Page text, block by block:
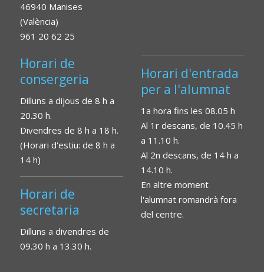
46940 Manises
(València)
961 20 62 25
Horari de
consergeria
Dilluns a dijous de 8 h a
20.30 h.
Divendres de 8 h a 18 h.
(Horari d'estiu: de 8 h a
14 h)
Horari de
secretaria
Dilluns a divendres de
09.30 h a 13.30 h.
Horari d'entrada
per a l'alumnat
1a hora fins les 08.05 h
Al 1r descans, de 10.45 h
a 11.10 h.
Al 2n descans, de 14 h a
14.10 h.
En altre moment
l'alumnat romandrà fora
del centre.